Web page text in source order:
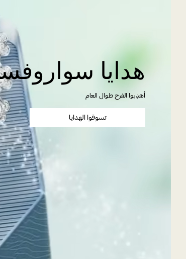
هدايا
أهدِيوا الفرح طوال العام
تسوقوا الهدايا